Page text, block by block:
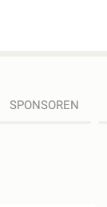
SPONSOREN